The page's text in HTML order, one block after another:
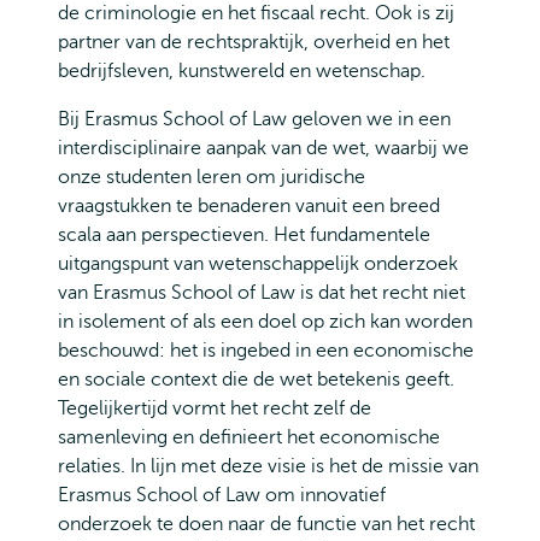
de criminologie en het fiscaal recht. Ook is zij
partner van de rechtspraktijk, overheid en het
bedrijfsleven, kunstwereld en wetenschap.
Bij Erasmus School of Law geloven we in een
interdisciplinaire aanpak van de wet, waarbij we
onze studenten leren om juridische
vraagstukken te benaderen vanuit een breed
scala aan perspectieven. Het fundamentele
uitgangspunt van wetenschappelijk onderzoek
van Erasmus School of Law is dat het recht niet
in isolement of als een doel op zich kan worden
beschouwd: het is ingebed in een economische
en sociale context die de wet betekenis geeft.
Tegelijkertijd vormt het recht zelf de
samenleving en definieert het economische
relaties. In lijn met deze visie is het de missie van
Erasmus School of Law om innovatief
onderzoek te doen naar de functie van het recht